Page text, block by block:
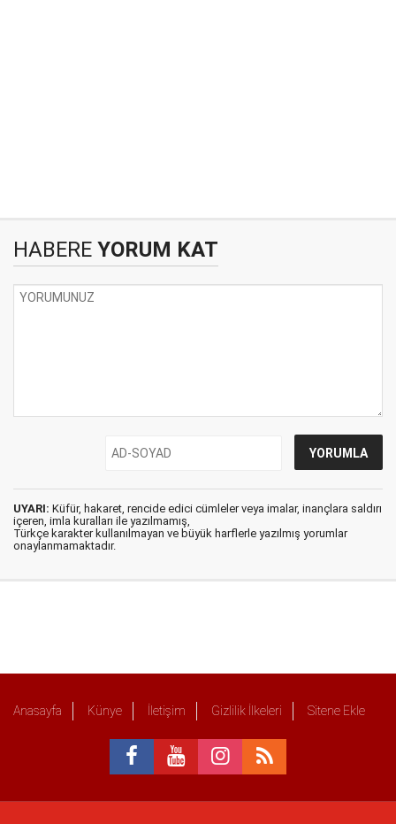
HABERE YORUM KAT
UYARI: Küfür, hakaret, rencide edici cümleler veya imalar, inançlara saldırı
içeren, imla kuralları ile yazılmamış,
Türkçe karakter kullanılmayan ve büyük harflerle yazılmış yorumlar
onaylanmamaktadır.
Anasayfa Künye İletişim Gizlilik İlkeleri Sitene Ekle